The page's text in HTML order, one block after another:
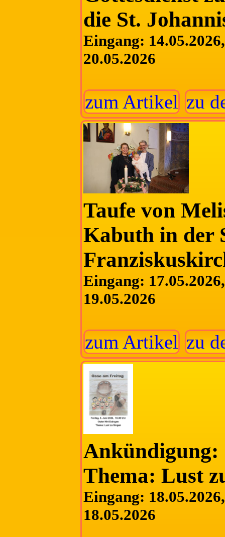
die St.
Eingang:
20.05.2026
zum Artikel zu
Taufe von
Kabuth in der
Eingang:
19.05.2026
zum Artikel zu
Ankündigung:
Thema: Lust
Eingang:
18.05.2026